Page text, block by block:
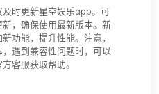
时更新星空娱乐app。可
，确保使用最新版本。新
功能，提升性能。注意，
遇到兼容性问题时，可以
客服获取帮助。